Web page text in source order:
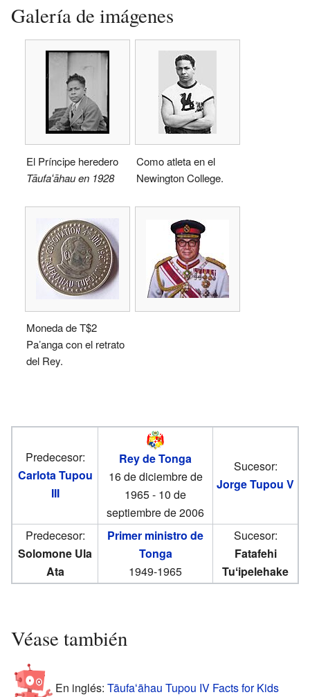
Galería de imágenes
El Príncipe heredero
Tāufaʻāhau en 1928
Como atleta en el
Newington College.
Moneda de T$2
Paʼanga con el retrato
del Rey.
Predecesor:
Carlota Tupou
III
Rey de Tonga
16 de diciembre de
1965 - 10 de
septiembre de 2006
Sucesor:
Jorge Tupou V
Predecesor:
Solomone Ula
Ata
Primer ministro de
Tonga
1949-1965
Sucesor:
Fatafehi
Tuʻipelehake
Véase también
En inglés: Tāufaʻāhau Tupou IV Facts for Kids